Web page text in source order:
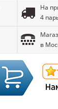
На
4
в